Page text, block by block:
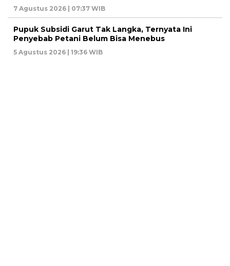
7 Agustus 2026 | 07:37 WIB
Pupuk Subsidi Garut Tak Langka, Ternyata Ini
Penyebab Petani Belum Bisa Menebus
5 Agustus 2026 | 19:36 WIB